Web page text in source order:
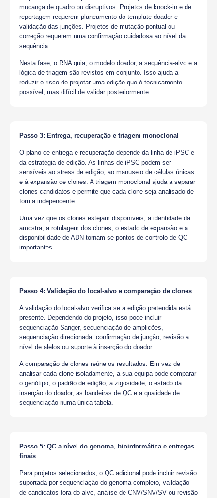
mudança de quadro ou disruptivos. Projetos de knock-in e de
reportagem requerem planeamento do template doador e
validação das junções. Projetos de mutação pontual ou
correção requerem uma confirmação cuidadosa ao nível da
sequência.
Nesta fase, o RNA guia, o modelo doador, a sequência-alvo e a
lógica de triagem são revistos em conjunto. Isso ajuda a
reduzir o risco de projetar uma edição que é tecnicamente
possível, mas difícil de validar posteriormente.
Passo 3: Entrega, recuperação e triagem monoclonal
O plano de entrega e recuperação depende da linha de iPSC e
da estratégia de edição. As linhas de iPSC podem ser
sensíveis ao stress de edição, ao manuseio de células únicas
e à expansão de clones. A triagem monoclonal ajuda a separar
clones candidatos e permite que cada clone seja analisado de
forma independente.
Uma vez que os clones estejam disponíveis, a identidade da
amostra, a rotulagem dos clones, o estado de expansão e a
disponibilidade de ADN tornam-se pontos de controlo de QC
importantes.
Passo 4: Validação do local-alvo e comparação de clones
A validação do local-alvo verifica se a edição pretendida está
presente. Dependendo do projeto, isso pode incluir
sequenciação Sanger, sequenciação de amplicões,
sequenciação direcionada, confirmação de junção, revisão a
nível de alelos ou suporte à inserção do doador.
A comparação de clones reúne os resultados. Em vez de
analisar cada clone isoladamente, a sua equipa pode comparar
o genótipo, o padrão de edição, a zigosidade, o estado da
inserção do doador, as bandeiras de QC e a qualidade de
sequenciação numa única tabela.
Passo 5: QC a nível do genoma, bioinformática e entregas
finais
Para projetos selecionados, o QC adicional pode incluir revisão
suportada por sequenciação do genoma completo, validação
de candidatos fora do alvo, análise de CNV/SNV/SV ou revisão